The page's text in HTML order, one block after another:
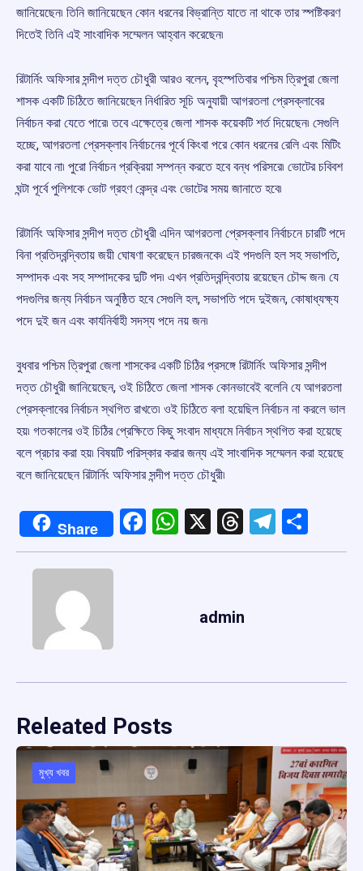
জানিয়েছেন৷ তিনি জানিয়েছেন কোন ধরনের বিভ্রান্তি যাতে না থাকে তার স্পষ্টিকরণ
দিতেই তিনি এই সাংবাদিক সম্মেলন আহ্বান করেছেন৷
রিটার্নিং অফিসার সন্দীপ দত্ত চৌধুরী আরও বলেন, বৃহস্পতিবার পশ্চিম ত্রিপুরা জেলা
শাসক একটি চিঠিতে জানিয়েছেন নির্ধারিত সূচি অনুযায়ী আগরতলা প্রেসক্লাবের
নির্বাচন করা যেতে পারে৷ তবে এক্ষেত্রে জেলা শাসক কয়েকটি শর্ত দিয়েছেন৷ সেগুলি
হচ্ছে, আগরতলা প্রেসক্লাব নির্বাচনের পূর্বে কিংবা পরে কোন ধরনের রেলি এবং মিটিং
করা যাবে না৷ পুরো নির্বাচন প্রক্রিয়া সম্পন্ন করতে হবে বন্ধ পরিসরে৷ ভোটের চবিবশ
ঘন্টা পূর্বে পুলিশকে ভোট গ্রহণ কেন্দ্র এবং ভোটের সময় জানাতে হবে৷
রিটার্নিং অফিসার সন্দীপ দত্ত চৌধুরী এদিন আগরতলা প্রেসক্লাব নির্বাচনে চারটি পদে
বিনা প্রতিদ্বন্দ্বিতায় জয়ী ঘোষণা করেছেন চারজনকে৷ এই পদগুলি হল সহ সভাপতি,
সম্পাদক এবং সহ সম্পাদকের দুটি পদ৷ এখন প্রতিদ্বন্দ্বিতায় রয়েছেন চৌদ্দ জন৷ যে
পদগুলির জন্য নির্বাচন অনুষ্ঠিত হবে সেগুলি হল, সভাপতি পদে দুইজন, কোষাধ্যক্ষ্য
পদে দুই জন এবং কার্যনির্বাহী সদস্য পদে নয় জন৷
বুধবার পশ্চিম ত্রিপুরা জেলা শাসকের একটি চিঠির প্রসঙ্গে রিটার্নিং অফিসার সন্দীপ
দত্ত চৌধুরী জানিয়েছেন, ওই চিঠিতে জেলা শাসক কোনভাবেই বলেনি যে আগরতলা
প্রেসক্লাবের নির্বাচন স্থগিত রাখতে৷ ওই চিঠিতে বলা হয়েছিল নির্বাচন না করলে ভাল
হয়৷ গতকালের ওই চিঠির প্রেক্ষিতে কিছু সংবাদ মাধ্যমে নির্বাচন স্থগিত করা হয়েছে
বলে প্রচার করা হয়৷ বিষয়টি পরিস্কার করার জন্য এই সাংবাদিক সম্মেলন করা হয়েছে
বলে জানিয়েছেন রিটার্নিং অফিসার সন্দীপ দত্ত চৌধুরী৷
Share Facebook
WhatsApp
X Threads
admin
Releated Posts
মুখ্য খবর